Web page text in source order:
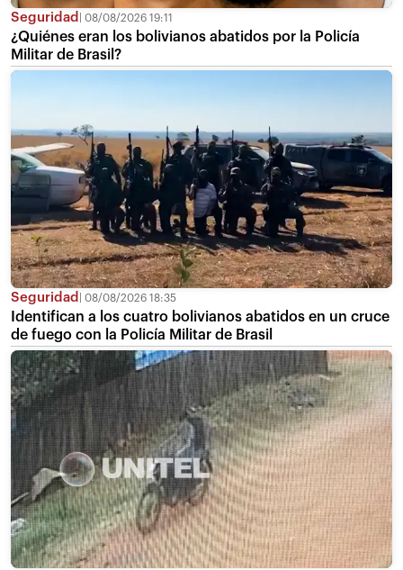
Seguridad 08/08/2026 19:11
¿Quiénes eran los bolivianos abatidos por la Policía
Militar de Brasil?
Seguridad 08/08/2026 18:35
Identifican a los cuatro bolivianos abatidos en un cruce
de fuego con la Policía Militar de Brasil